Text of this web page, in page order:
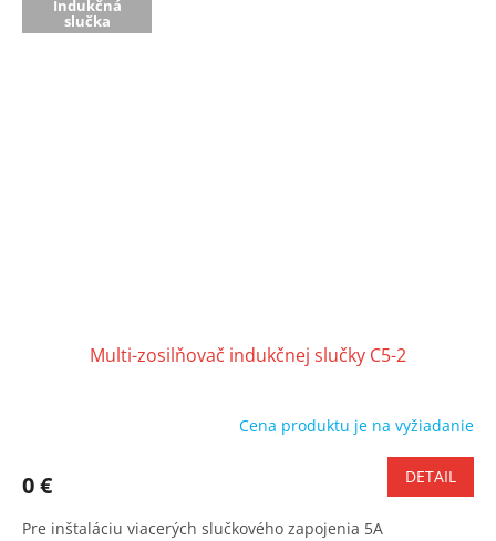
Indukčná
slučka
Multi-zosilňovač indukčnej slučky C5-2
Cena produktu je na vyžiadanie
0 € DETAIL
Pre inštaláciu viacerých slučkového zapojenia 5A